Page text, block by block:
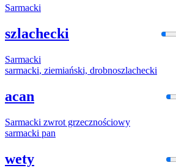
Sarmacki
szlachecki
Sarmacki
sarmacki, ziemiański, drobnoszlachecki
acan
Sarmacki zwrot grzecznościowy
sarmacki pan
wety